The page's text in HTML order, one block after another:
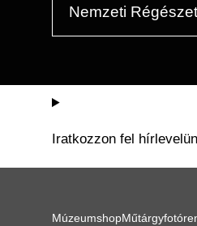
Nemzeti
Iratkozzon fel
Múzeumshop